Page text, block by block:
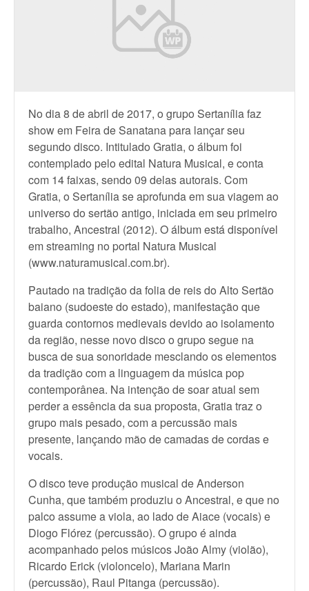
No dia 8 de abril de 2017, o grupo Sertanília faz
show em Feira de Sanatana para lançar seu
segundo disco. Intitulado Gratia, o álbum foi
contemplado pelo edital Natura Musical, e conta
com 14 faixas, sendo 09 delas autorais. Com
Gratia, o Sertanília se aprofunda em sua viagem ao
universo do sertão antigo, iniciada em seu primeiro
trabalho, Ancestral (2012). O álbum está disponível
em streaming no portal Natura Musical
(www.naturamusical.com.br).
Pautado na tradição da folia de reis do Alto Sertão
baiano (sudoeste do estado), manifestação que
guarda contornos medievais devido ao isolamento
da região, nesse novo disco o grupo segue na
busca de sua sonoridade mesclando os elementos
da tradição com a linguagem da música pop
contemporânea. Na intenção de soar atual sem
perder a essência da sua proposta, Gratia traz o
grupo mais pesado, com a percussão mais
presente, lançando mão de camadas de cordas e
vocais.
O disco teve produção musical de Anderson
Cunha, que também produziu o Ancestral, e que no
palco assume a viola, ao lado de Aiace (vocais) e
Diogo Flórez (percussão). O grupo é ainda
acompanhado pelos músicos João Almy (violão),
Ricardo Erick (violoncelo), Mariana Marin
(percussão), Raul Pitanga (percussão).